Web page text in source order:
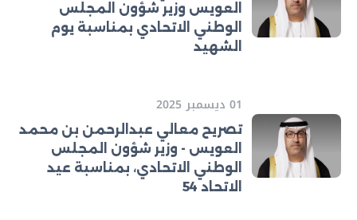
العويس وزير شؤون المجلس
الوطني الاتحادي بمناسبة يوم
الشهيد
01 ديسمبر 2025
تصريح معالي عبدالرحمن بن محمد
العويس - وزير شؤون المجلس
الوطني الاتحادي، بمناسبة عيد
الاتحاد 54